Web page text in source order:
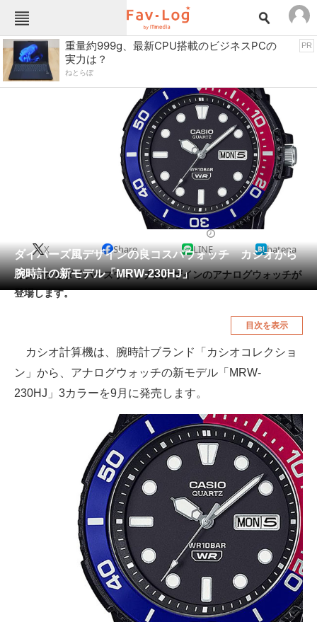
Fav-Logカテゴリー一覧
TOP
インテリア・収納 おもちゃ・ホビー
キッチン家電
ゲーム
スイーツ・お菓子
スマホ・携帯電話
ファッション
ペット 家電
工具・DIY 本・DVD・CD
釣り具・釣り用品 食品・飲料・お酒
注目記事を集めた総合ページ
ITの今と未来を見通す
スマホと通信の最新トレンド
進化するPCとデバイスの未来
好きが集まる 比べて選べる
重量約999g、最新CPU搭載のビジネスPCの
実力は？
ねとらぼ
PR
ダイバーズ風デザインの良コスパウォッチ カシオから
腕時計の新モデル「MRW-230HJ」
X Share LINE hatena
カシオからダイバーズウォッチ風デザインのアナログウォッチが
登場します。
目次を表示
カシオ計算機は、腕時計ブランド「カシオコレクショ
ン」から、アナログウォッチの新モデル「MRW-
230HJ」3カラーを9月に発売します。